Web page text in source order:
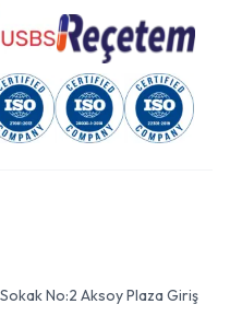
No:2 Aksoy Plaza Giriş